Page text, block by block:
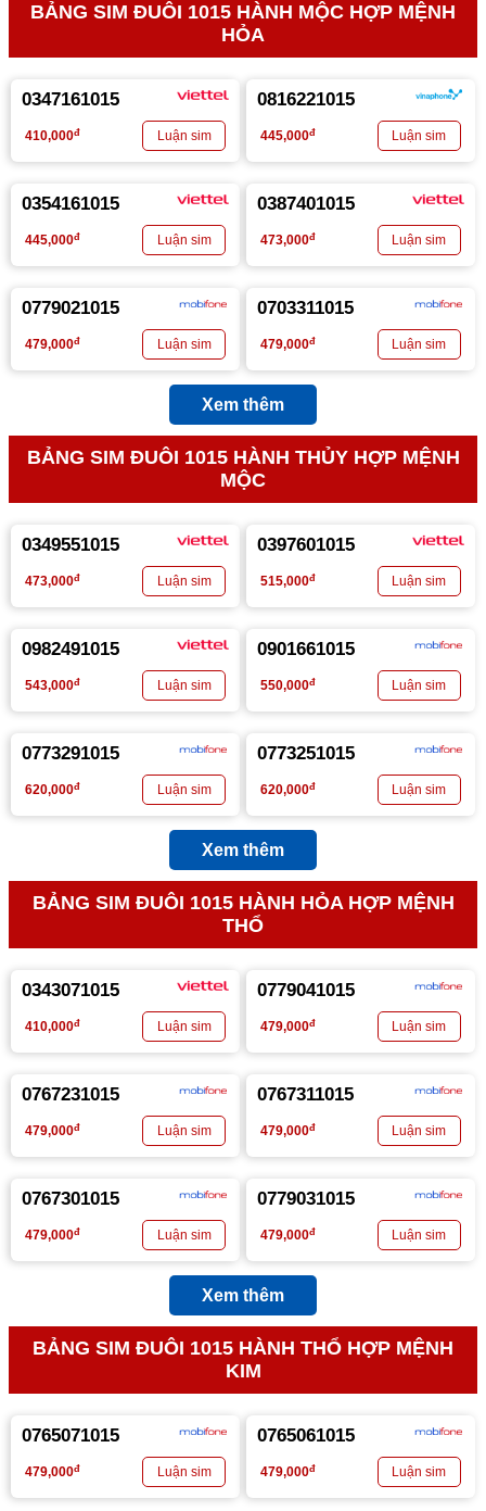
BẢNG SIM ĐUÔI 1015 HÀNH MỘC HỢP MỆNH
HỎA
0347161015
410,000đ
0816221015
445,000đ
0354161015
445,000đ
0387401015
473,000đ
0779021015
479,000đ
0703311015
479,000đ
Xem thêm
BẢNG SIM ĐUÔI 1015 HÀNH THỦY HỢP MỆNH
MỘC
0349551015
473,000đ
0397601015
515,000đ
0982491015
543,000đ
0901661015
550,000đ
0773291015
620,000đ
0773251015
620,000đ
Xem thêm
BẢNG SIM ĐUÔI 1015 HÀNH HỎA HỢP MỆNH
THỔ
0343071015
410,000đ
0779041015
479,000đ
0767231015
479,000đ
0767311015
479,000đ
0767301015
479,000đ
0779031015
479,000đ
Xem thêm
BẢNG SIM ĐUÔI 1015 HÀNH THỔ HỢP MỆNH
KIM
0765071015
479,000đ
0765061015
479,000đ